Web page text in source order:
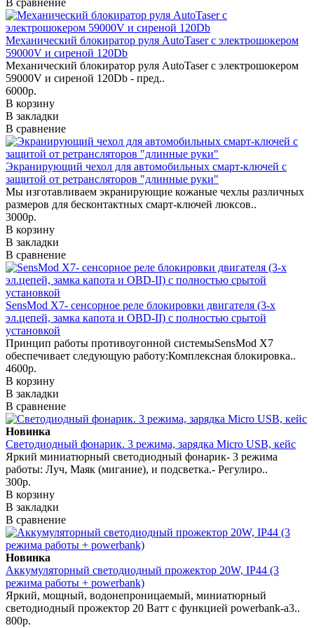
Механический блокиратор руля AutoTaser с электрошокером
59000V и сиреной 120Db
Механический блокиратор руля AutoTaser с электрошокером
59000V и сиреной 120Db - пред..
6000р.
В корзину
В закладки
В сравнение
Экранирующий чехол для автомобильных смарт-ключей с
защитой от ретрансляторов "длинные руки"
Мы изготавливаем экранирующие кожаные чехлы различных
размеров для бесконтактных смарт-ключей люксов..
3000р.
В корзину
В закладки
В сравнение
SensMod X7- сенсорное реле блокировки двигателя (3-х
эл.цепей, замка капота и OBD-II) с полностью срытой
установкой
Принцип работы противоугонной системыSensMod X7
обеспечивает следующую работу:Комплексная блокировка..
4600р.
В корзину
В закладки
В сравнение
Новинка
Светодиодный фонарик. 3 режима, зарядка Micro USB, кейс
Яркий миниатюрный светодиодный фонарик- 3 режима
работы: Луч, Маяк (мигание), и подсветка.- Регулиро..
300р.
В корзину
В закладки
В сравнение
Новинка
Аккумуляторный светодиодный прожектор 20W, IP44 (3
режима работы + powerbank)
Яркий, мощный, водонепроницаемый, миниатюрный
светодиодный прожектор 20 Ватт с функцией powerbank-а3..
800р.